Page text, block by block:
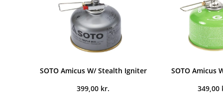
SOTO Amicus W/ Stealth Igniter
399,00 kr.
SOTO Amicus
349,00